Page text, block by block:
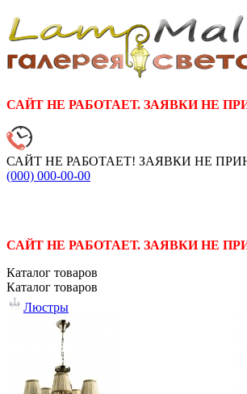
САЙТ НЕ РАБОТАЕТ. ЗАЯВКИ НЕ
САЙТ НЕ РАБОТАЕТ! ЗАЯВКИ НЕ
(000) 000-00-00
САЙТ НЕ РАБОТАЕТ. ЗАЯВКИ НЕ
Каталог товаров
Каталог товаров
Люстры